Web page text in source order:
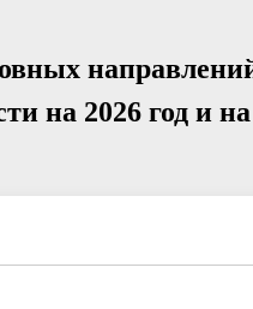
на 2026 год и на